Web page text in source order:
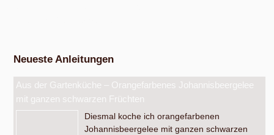
Neueste Anleitungen
Aus der Gartenküche – Orangefarbenes Johannisbeergelee
mit ganzen schwarzen Früchten
Diesmal koche ich orangefarbenen
Johannisbeergelee mit ganzen schwarzen